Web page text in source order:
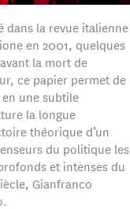
dans la revue italienne
en 2001, quelques
la mort de
ce papier permet de
une subtile
la longue
théorique d’un
du politique les
et intenses du
Gianfranco